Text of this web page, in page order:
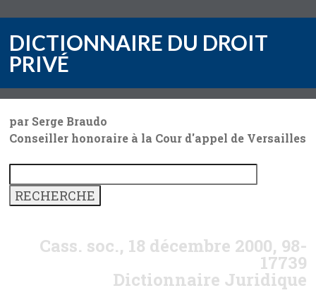
DICTIONNAIRE DU DROIT
PRIVÉ
par Serge Braudo
Conseiller honoraire à la Cour d'appel de Versailles
Cass. soc., 18 décembre 2000, 98-
17739
Dictionnaire Juridique